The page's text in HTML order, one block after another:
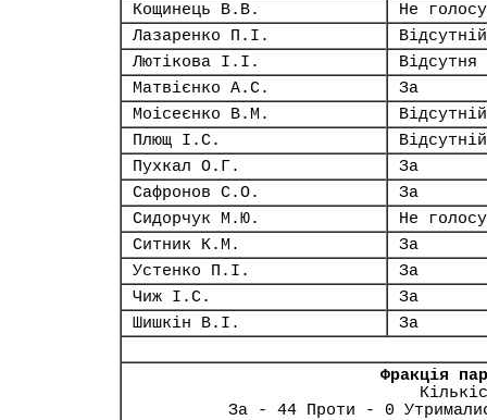
Кощинець В.В.
Не
Лазаренко П.І.
Відсутній
Лютікова І.І.
Відсутня
Матвієнко А.С.
За
Моісеєнко В.М.
Відсутній
Плющ І.С.
Відсутній
Пухкал О.Г.
За
Сафронов С.О.
За
Сидорчук М.Ю.
Не
Ситник К.М.
За
Устенко П.І.
За
Чиж І.С.
За
Шишкін В.І.
За
Фракція
За - 44 Проти - 0